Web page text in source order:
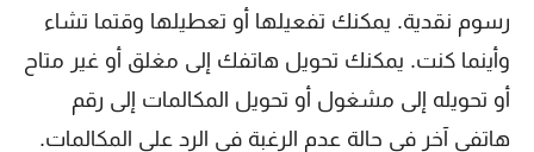
رسوم نقدية. يمكنك تفعيلها أو تعطيلها وقتما تشاء
وأينما كنت. يمكنك تحويل هاتفك إلى مغلق أو غير متاح
أو تحويله إلى مشغول أو تحويل المكالمات إلى رقم
هاتفي آخر في حالة عدم الرغبة في الرد على المكالمات.